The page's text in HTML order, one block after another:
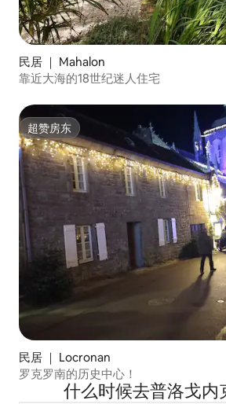
民居 ｜ Mahalon
靠近大海的18世纪迷人住宅
超赞房东
超赞房东
民居 ｜ Locronan
罗克罗南的历史中心！
什么时候去普洛戈内